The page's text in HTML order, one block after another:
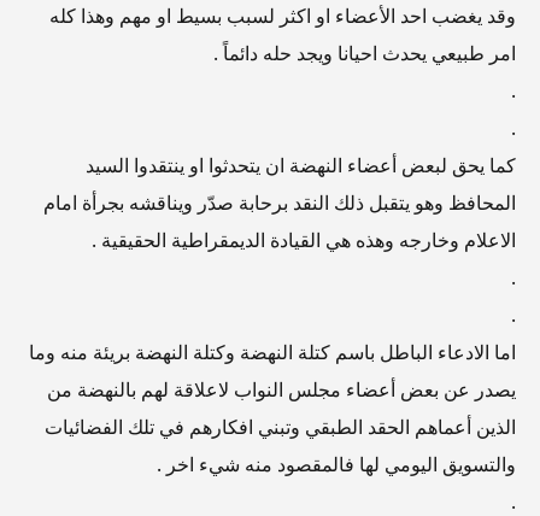
وقد يغضب احد الأعضاء او اكثر لسبب بسيط او مهم وهذا كله
امر طبيعي يحدث احيانا ويجد حله دائماً .
.
.
كما يحق لبعض أعضاء النهضة ان يتحدثوا او ينتقدوا السيد
المحافظ وهو يتقبل ذلك النقد برحابة صدّر ويناقشه بجرأة امام
الاعلام وخارجه وهذه هي القيادة الديمقراطية الحقيقية .
.
.
اما الادعاء الباطل باسم كتلة النهضة وكتلة النهضة بريئة منه وما
يصدر عن بعض أعضاء مجلس النواب لاعلاقة لهم بالنهضة من
الذين أعماهم الحقد الطبقي وتبني افكارهم في تلك الفضائيات
والتسويق اليومي لها فالمقصود منه شيء اخر .
.